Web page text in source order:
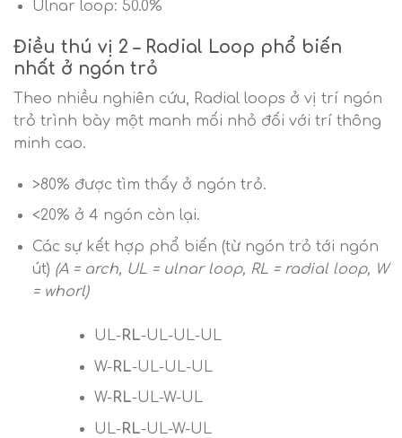
Ulnar loop: 50.0%
Điều thú vị 2 – Radial Loop phổ biến
nhất ở ngón trỏ
Theo nhiều nghiên cứu, Radial loops ở vị trí ngón
trỏ trình bày một manh mối nhỏ đối với trí thông
minh cao.
>80% được tìm thấy ở ngón trỏ.
<20% ở 4 ngón còn lại.
Các sự kết hợp phổ biến (từ ngón trỏ tới ngón
út) (A = arch, UL = ulnar loop, RL = radial loop, W
= whorl)
UL-RL-UL-UL-UL
W-RL-UL-UL-UL
W-RL-UL-W-UL
UL-RL-UL-W-UL